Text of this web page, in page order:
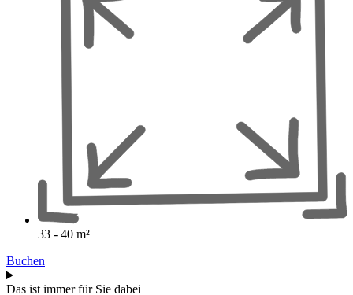
33 - 40 m²
Buchen
Das ist immer für Sie dabei